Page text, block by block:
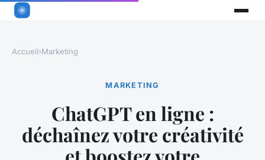
Accueil›Marketing
MARKETING
ChatGPT en ligne :
déchaînez votre créativité